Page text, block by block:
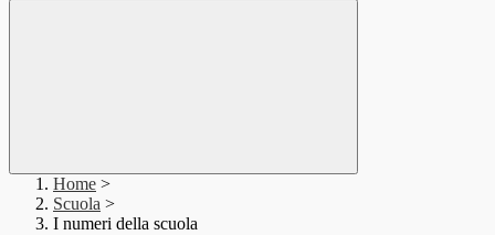
Home >
Scuola >
I numeri della scuola